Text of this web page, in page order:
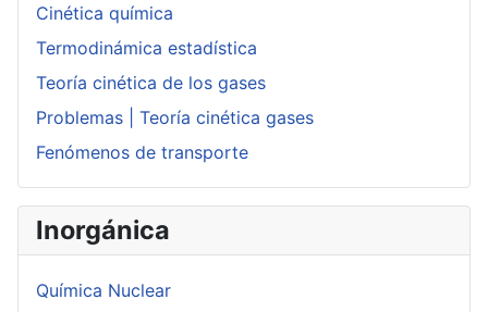
Cinética química
Termodinámica estadística
Teoría cinética de los gases
Problemas | Teoría cinética gases
Fenómenos de transporte
Inorgánica
Química Nuclear